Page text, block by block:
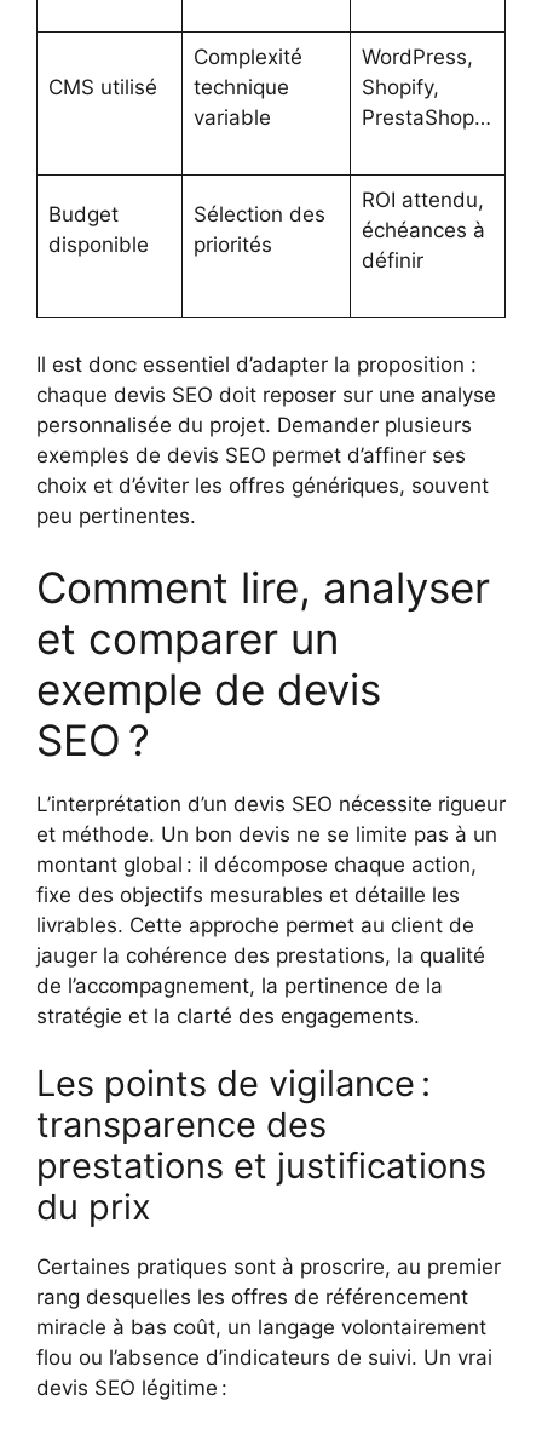
CMS utilisé
Complexité
technique
variable
WordPress,
Shopify,
PrestaShop…
Budget
disponible
Sélection des
priorités
ROI attendu,
échéances à
définir
Il est donc essentiel d’adapter la proposition :
chaque devis SEO doit reposer sur une analyse
personnalisée du projet. Demander plusieurs
exemples de devis SEO permet d’affiner ses
choix et d’éviter les offres génériques, souvent
peu pertinentes.
Comment lire, analyser
et comparer un
exemple de devis
SEO ?
L’interprétation d’un devis SEO nécessite rigueur
et méthode. Un bon devis ne se limite pas à un
montant global : il décompose chaque action,
fixe des objectifs mesurables et détaille les
livrables. Cette approche permet au client de
jauger la cohérence des prestations, la qualité
de l’accompagnement, la pertinence de la
stratégie et la clarté des engagements.
Les points de vigilance :
transparence des
prestations et justifications
du prix
Certaines pratiques sont à proscrire, au premier
rang desquelles les offres de référencement
miracle à bas coût, un langage volontairement
flou ou l’absence d’indicateurs de suivi. Un vrai
devis SEO légitime :